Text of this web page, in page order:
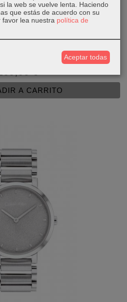
Multifunción Plata...
A CARRITO
la web se vuelve lenta. Haciendo
que estás de acuerdo con su
favor lea nuestra política de
Aceptar todas